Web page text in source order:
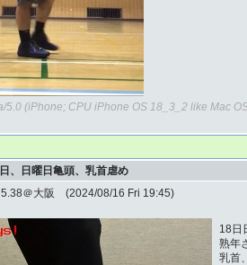
5.0 (iPhone; CPU iPhone OS 18_3_2 like Mac
、日曜日亀頭、乳首虐め
＠大阪 (2024/08/16 Fri 19:45)
18日
熟年
乳首